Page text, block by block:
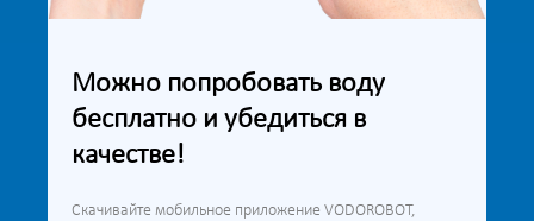
Можно попробовать воду
бесплатно и убедиться в
качестве!
Скачивайте мобильное приложение VODOROBOT,